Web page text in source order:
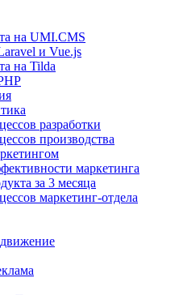
на UMI.CMS
и Vue.js
на Tilda
разработки
производства
маркетинга
за 3 месяца
маркетинг-отдела